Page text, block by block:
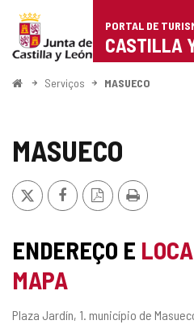
Portal
de
Turismo
Castilla
León
PORTAL DE
CASTILLA
ComeçoServiços MASUECO
MASUECO
x FacebookVersão
PDF
Imprimir
ENDEREÇO E
MAPA
Endereço
Plaza Jardín, 1. município de